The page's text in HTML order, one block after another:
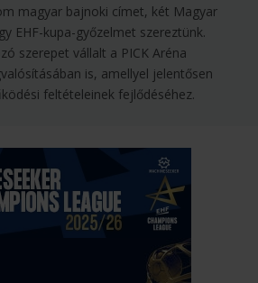
magyar bajnoki címet, két Magyar
EHF-kupa-győzelmet szereztünk.
szerepet vállalt a PICK Aréna
is, amellyel jelentősen
feltételeinek fejlődéséhez.